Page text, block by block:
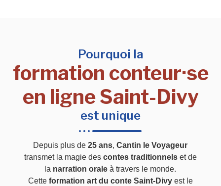
Pourquoi la
formation conteur·se
en ligne Saint-Divy
est unique
Depuis plus de25 ans,Cantin le Voyageur
transmet la magie des contes traditionnelset de
la narration orale à travers le monde.
Cette formation art du conte Saint-Divyest le